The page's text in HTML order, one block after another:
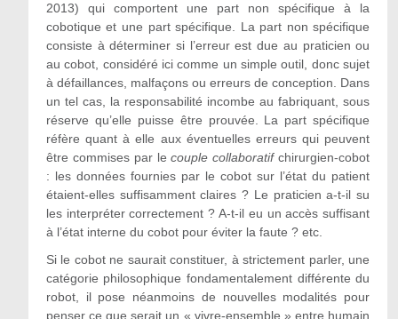
2013) qui comportent une part non spécifique à la
cobotique et une part spécifique. La part non spécifique
consiste à déterminer si l’erreur est due au praticien ou
au cobot, considéré ici comme un simple outil, donc sujet
à défaillances, malfaçons ou erreurs de conception. Dans
un tel cas, la responsabilité incombe au fabriquant, sous
réserve qu’elle puisse être prouvée. La part spécifique
réfère quant à elle aux éventuelles erreurs qui peuvent
être commises par lecouple collaboratifchirurgien-cobot
: les données fournies par le cobot sur l’état du patient
étaient-elles suffisamment claires ? Le praticien a-t-il su
les interpréter correctement ? A-t-il eu un accès suffisant
à l’état interne du cobot pour éviter la faute ? etc.
Si le cobot ne saurait constituer, à strictement parler, une
catégorie philosophique fondamentalement différente du
robot, il pose néanmoins de nouvelles modalités pour
penser ce que serait un « vivre-ensemble » entre humain